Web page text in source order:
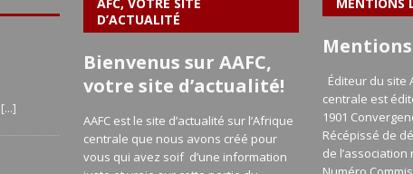
[...]
D’ACTUALITÉ
Bienvenus sur AAFC,
votre site d’actualité!
AAFC est le site d’actualité sur l’Afrique
centrale que nous avons créé pour
vous qui avez soif d’une information
Éditeur du site
centrale est
1901
Récépissé de
de l’association